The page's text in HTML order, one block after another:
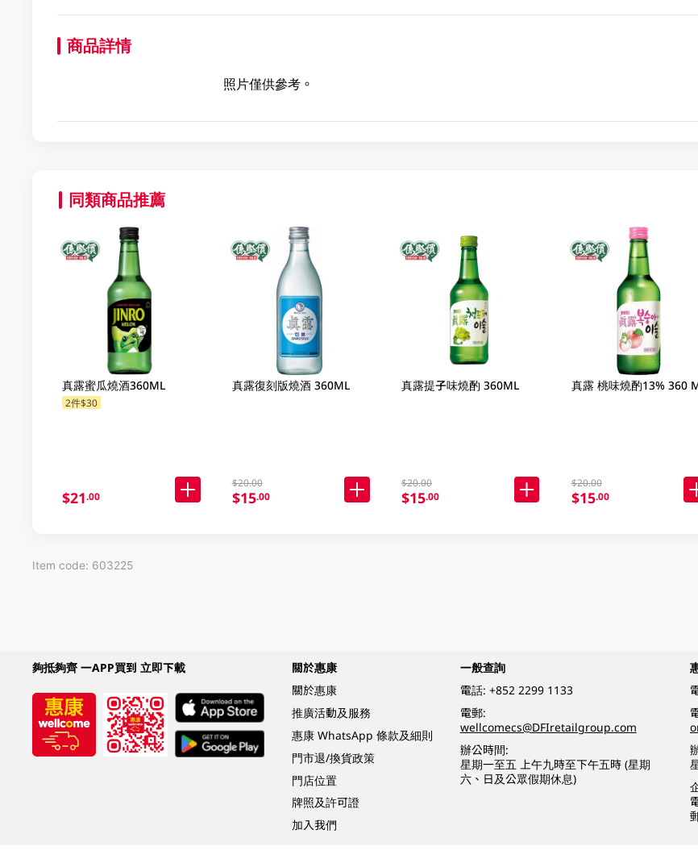
商品詳情
照片僅供參考。
同類商品推薦
真露蜜瓜燒酒360ML
2件$30
$21.00
真露復刻版燒酒 360ML
$20.00
$15.00
真露提子味燒酌 360ML
$20.00
$15.00
真露 桃味燒酌13% 360
$20.00
$15.00
Item code: 603225
夠抵夠齊 一APP買到 立即下載
關於惠康
關於惠康
推廣活動及服務
惠康 WhatsApp 條款及細則
門市退/換貨政策
門店位置
牌照及許可證
加入我們
一般查詢
電話: +852 2299 1133
電郵:
wellcomecs@DFIretailgroup.com
辦公時間:
星期一至五 上午九時至下午五時 (星期
六、日及公眾假期休息)